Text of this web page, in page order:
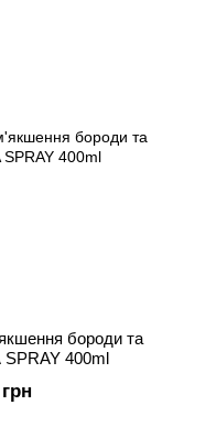
бороди та
SPRAY 400ml